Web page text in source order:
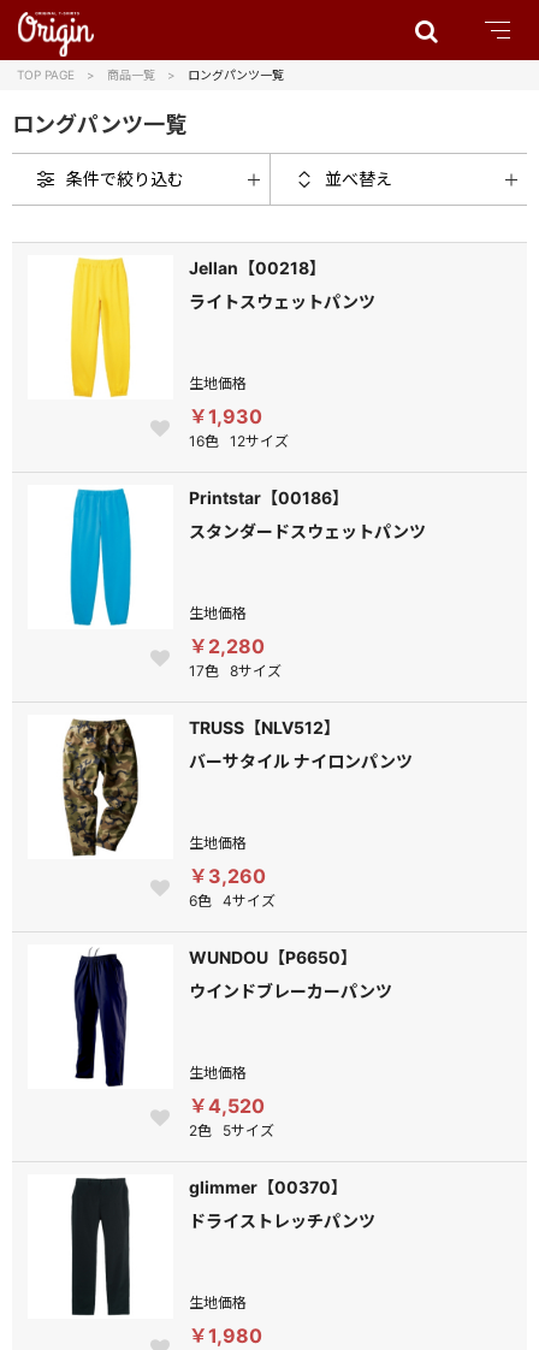
TOP PAGE 商品一覧 ロングパンツ一覧
ロングパンツ一覧
条件で絞り込む 並べ替え
Jellan【00218】
ライトスウェットパンツ
生地価格
￥1,930
16色 12サイズ
Printstar【00186】
スタンダードスウェットパンツ
生地価格
￥2,280
17色 8サイズ
TRUSS【NLV512】
バーサタイル ナイロンパンツ
生地価格
￥3,260
6色 4サイズ
WUNDOU【P6650】
ウインドブレーカーパンツ
生地価格
￥4,520
2色 5サイズ
glimmer【00370】
ドライストレッチパンツ
生地価格
￥1,980